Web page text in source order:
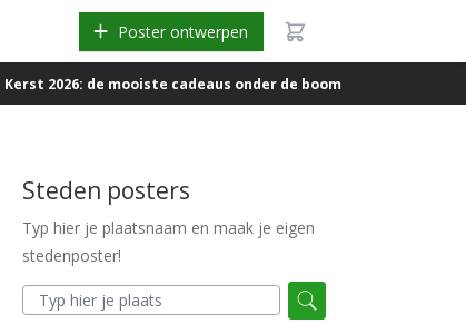
Poster ontwerpen
Kerst 2026: de mooiste cadeaus onder de boom
Steden posters
Typ hier je plaatsnaam en maak je eigen
stedenposter!